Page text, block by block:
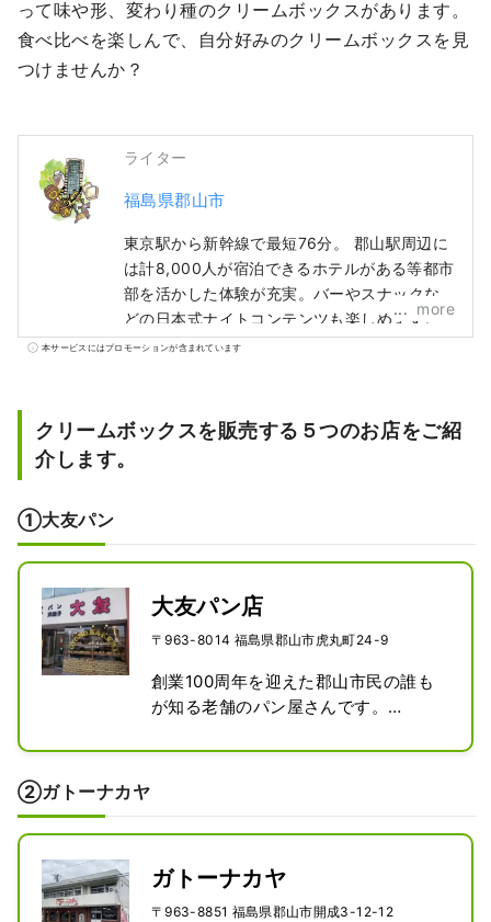
って味や形、変わり種のクリームボックスがあります。
食べ比べを楽しんで、自分好みのクリームボックスを見
つけませんか？
ライター
福島県郡山市
東京駅から新幹線で最短76分。 郡山駅周辺に
は計8,000人が宿泊できるホテルがある等都市
部を活かした体験が充実。バーやスナックな
どの日本式ナイトコンテンツも楽しめます。
また、東西南北に移動することで自然の雄大
観、日本遺産のストーリーとしても認定され
ている猪苗代湖から水を引き発展した郡山市
す。
more
本サービスにはプロモーションが含まれています
クリームボックスを販売する５つのお店をご紹
介します。
①大友パン
大友パン店
〒963-8014 福島県郡山市虎丸町24-9
創業100周年を迎えた郡山市民の誰も
が知る老舗のパン屋さんです。
ているミルク食パンは、小麦の配合や
人気のパンです。クリームボックス
しており、パン上にのせた甘さ控えめ
のミルククリームとの相性は抜群で
②ガトーナカヤ
ガトーナカヤ
〒963-8851 福島県郡山市開成3-12-12